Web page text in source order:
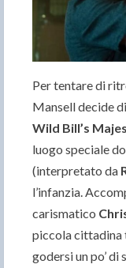
Per tentare di
Mansell decide
Wild Bill’s
luogo speciale
(interpretato da
l’infanzia.
carismatico
piccola cittadina
godersi un po’